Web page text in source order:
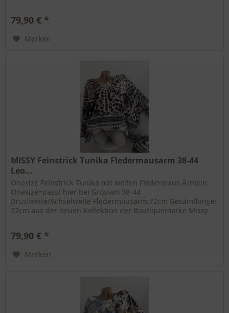
79,90 € *
Merken
MISSY Feinstrick Tunika Fledermausarm 38-44
Leo...
Onesize Feinstrick Tunika mit weiten Fledermaus Ärmeln
Onesize=passt hier bei Grössen 38-44
Brustweite/Achselweite Fledermausarm:72cm Gesamtlänge:
72cm aus der neuen Kollektion der Boutiquemarke Missy
79,90 € *
Merken